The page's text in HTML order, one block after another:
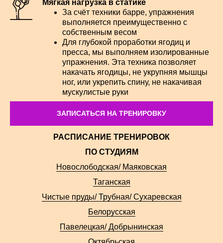
Мягкая нагрузка в статике
За счёт техники барре, упражнения
выполняется преимущественно с
собственным весом
Для глубокой проработки ягодиц и
пресса, мы выполняем изолированные
упражнения. Эта техника позволяет
накачать ягодицы, не укрупняя мышцы
ног, или укрепить спину, не накачивая
мускулистые руки
ЗАПИСАТЬСЯ НА ТРЕНИРОВКУ
РАСПИСАНИЕ ТРЕНИРОВОК
ПО СТУДИЯМ
Новослободская/ Маяковская
Таганская
Чистые пруды/ Трубная/ Сухаревская
Белорусская
Павелецкая/ Добрынинская